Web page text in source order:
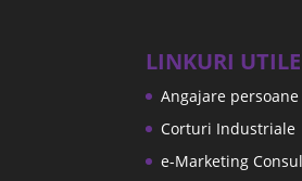
LINKURI UTILE
Angajare
Corturi Industriale
e-Marketing